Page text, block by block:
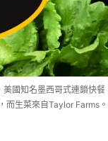
國知名墨西哥式連鎖快餐
而生菜來自Taylor Farms。